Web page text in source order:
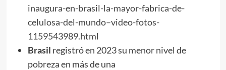
inaugura-en-brasil-la-mayor-fabrica-de-
celulosa-del-mundo–video-fotos-
1159543989.html
Brasil registró en 2023 su menor nivel de
pobreza en más de una